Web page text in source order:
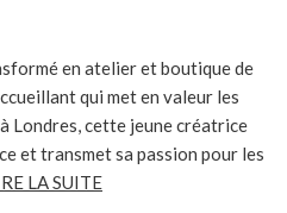
en atelier et boutique de
qui met en valeur les
Londres, cette jeune créatrice
et transmet sa passion pour les
LA SUITE